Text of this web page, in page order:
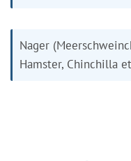
Nager
Hamster, Chinchilla